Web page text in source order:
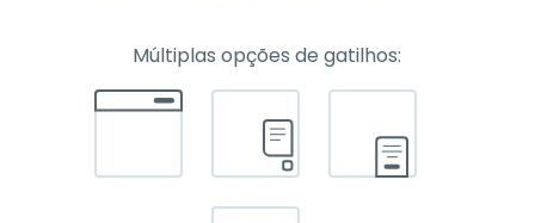
Múltiplas opções de gatilhos: